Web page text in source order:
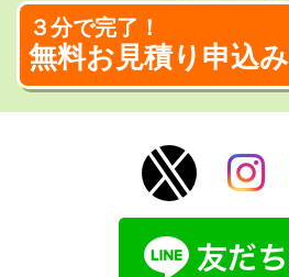
３分で完了！
無料お見積り申込み